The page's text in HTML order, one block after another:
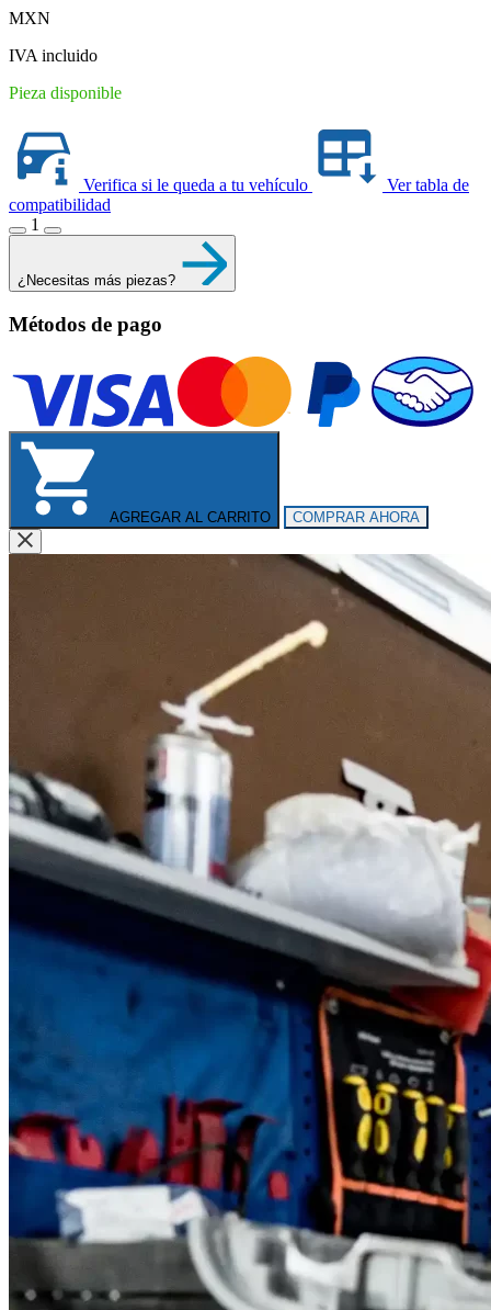
MXN
IVA incluido
Pieza disponible
Verifica si le queda a tu vehículo
Ver tabla de
compatibilidad
1
¿Necesitas más piezas?
Métodos de pago
AGREGAR AL CARRITO COMPRAR AHORA